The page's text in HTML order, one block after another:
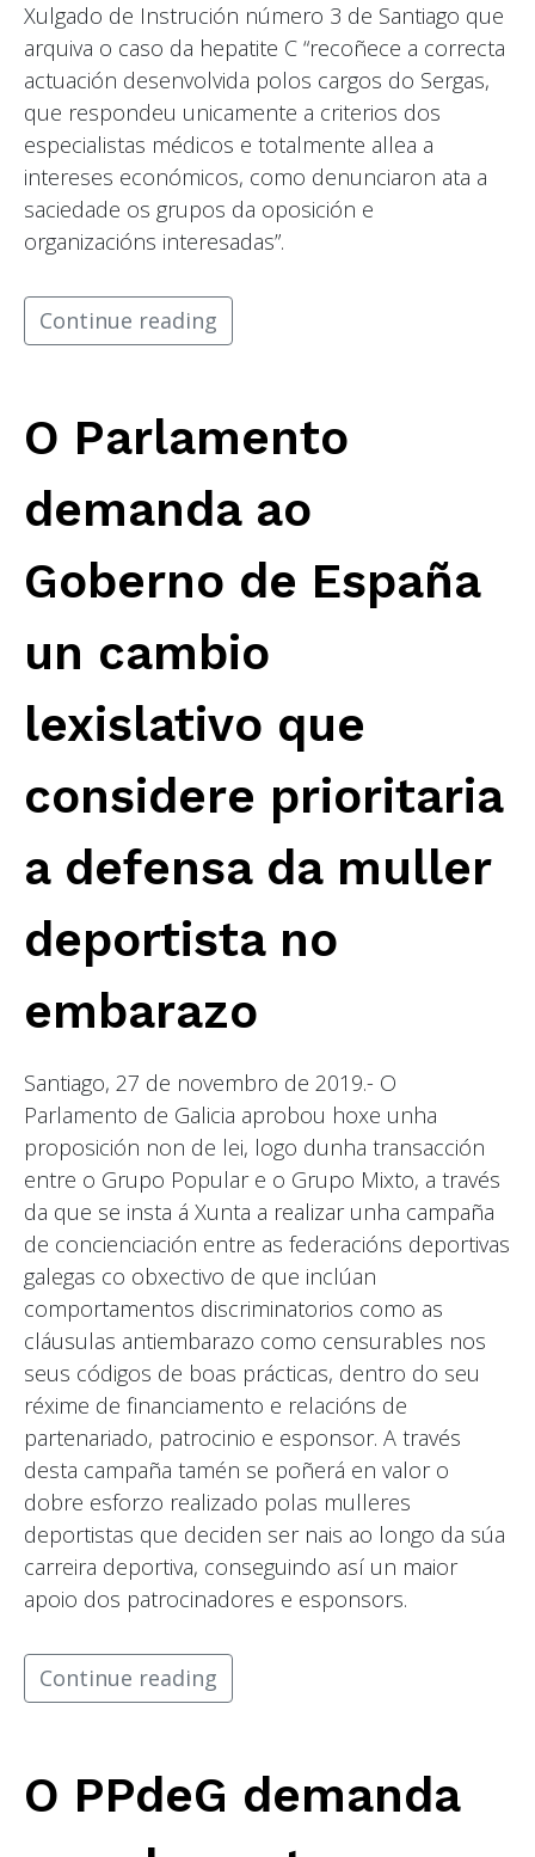
Xulgado de Instrución número 3 de Santiago que
arquiva o caso da hepatite C “recoñece a correcta
actuación desenvolvida polos cargos do Sergas,
que respondeu unicamente a criterios dos
especialistas médicos e totalmente allea a
intereses económicos, como denunciaron ata a
saciedade os grupos da oposición e
organizacións interesadas”.
Continue reading
O Parlamento
demanda ao
Goberno de España
un cambio
lexislativo que
considere prioritaria
a defensa da muller
deportista no
embarazo
Santiago, 27 de novembro de 2019.- O
Parlamento de Galicia aprobou hoxe unha
proposición non de lei, logo dunha transacción
entre o Grupo Popular e o Grupo Mixto, a través
da que se insta á Xunta a realizar unha campaña
de concienciación entre as federacións deportivas
galegas co obxectivo de que inclúan
comportamentos discriminatorios como as
cláusulas antiembarazo como censurables nos
seus códigos de boas prácticas, dentro do seu
réxime de financiamento e relacións de
partenariado, patrocinio e esponsor. A través
desta campaña tamén se poñerá en valor o
dobre esforzo realizado polas mulleres
deportistas que deciden ser nais ao longo da súa
carreira deportiva, conseguindo así un maior
apoio dos patrocinadores e esponsors.
Continue reading
O PPdeG demanda